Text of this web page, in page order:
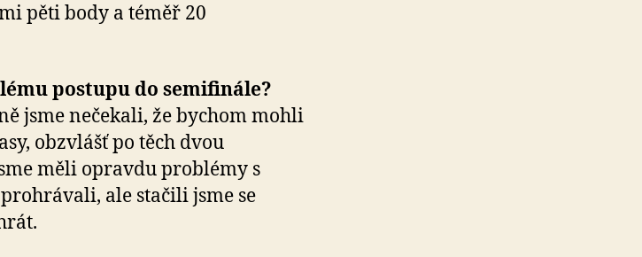
pěti body a téměř 20
postupu do semifinále?
jsme nečekali, že bychom mohli
obzvlášť po těch dvou
měli opravdu problémy s
ale stačili jsme se